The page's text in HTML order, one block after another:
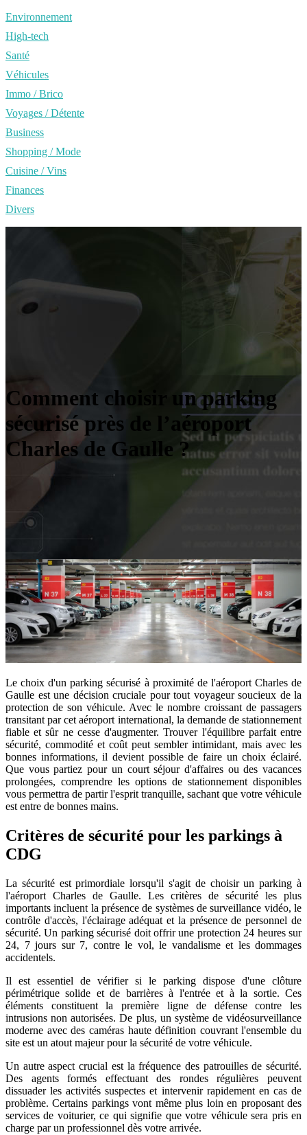
Environnement
High-tech
Santé
Véhicules
Immo / Brico
Voyages / Détente
Business
Shopping / Mode
Cuisine / Vins
Finances
Divers
Comment choisir un parking
sécurisé près de l’aéroport
Charles de Gaulle ?
Le choix d'un parking sécurisé à proximité de l'aéroport Charles de
Gaulle est une décision cruciale pour tout voyageur soucieux de la
protection de son véhicule. Avec le nombre croissant de passagers
transitant par cet aéroport international, la demande de stationnement
fiable et sûr ne cesse d'augmenter. Trouver l'équilibre parfait entre
sécurité, commodité et coût peut sembler intimidant, mais avec les
bonnes informations, il devient possible de faire un choix éclairé.
Que vous partiez pour un court séjour d'affaires ou des vacances
prolongées, comprendre les options de stationnement disponibles
vous permettra de partir l'esprit tranquille, sachant que votre véhicule
est entre de bonnes mains.
Critères de sécurité pour les parkings à
CDG
La sécurité est primordiale lorsqu'il s'agit de choisir un parking à
l'aéroport Charles de Gaulle. Les critères de sécurité les plus
importants incluent la présence de systèmes de surveillance vidéo, le
contrôle d'accès, l'éclairage adéquat et la présence de personnel de
sécurité. Un parking sécurisé doit offrir une protection 24 heures sur
24, 7 jours sur 7, contre le vol, le vandalisme et les dommages
accidentels.
Il est essentiel de vérifier si le parking dispose d'une clôture
périmétrique solide et de barrières à l'entrée et à la sortie. Ces
éléments constituent la première ligne de défense contre les
intrusions non autorisées. De plus, un système de vidéosurveillance
moderne avec des caméras haute définition couvrant l'ensemble du
site est un atout majeur pour la sécurité de votre véhicule.
Un autre aspect crucial est la fréquence des patrouilles de sécurité.
Des agents formés effectuant des rondes régulières peuvent
dissuader les activités suspectes et intervenir rapidement en cas de
problème. Certains parkings vont même plus loin en proposant des
services de voiturier, ce qui signifie que votre véhicule sera pris en
charge par un professionnel dès votre arrivée.